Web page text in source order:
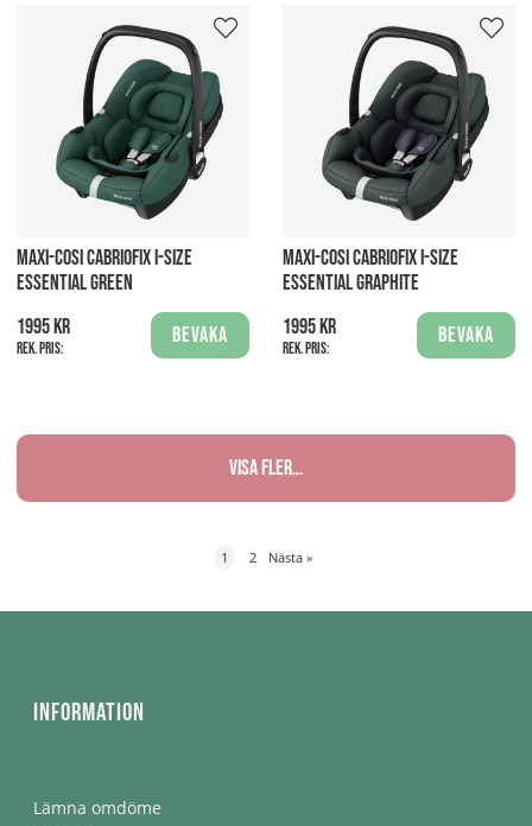
MAXI-COSI CABRIOFIX I-SIZE
ESSENTIAL GREEN
1995 kr
Rek. pris:
Bevaka
MAXI-COSI CABRIOFIX I-SIZE
ESSENTIAL GRAPHITE
1995 kr
Rek. pris:
Bevaka
Visa fler...
1 2 Nästa »
Information
Lämna omdöme